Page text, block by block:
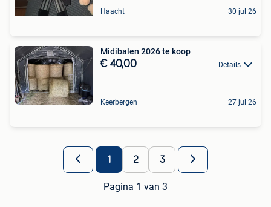
Haacht 30 jul 26
Midibalen 2026 te koop
€ 40,00 Details
Keerbergen 27 jul 26
1 2 3
Pagina 1 van 3